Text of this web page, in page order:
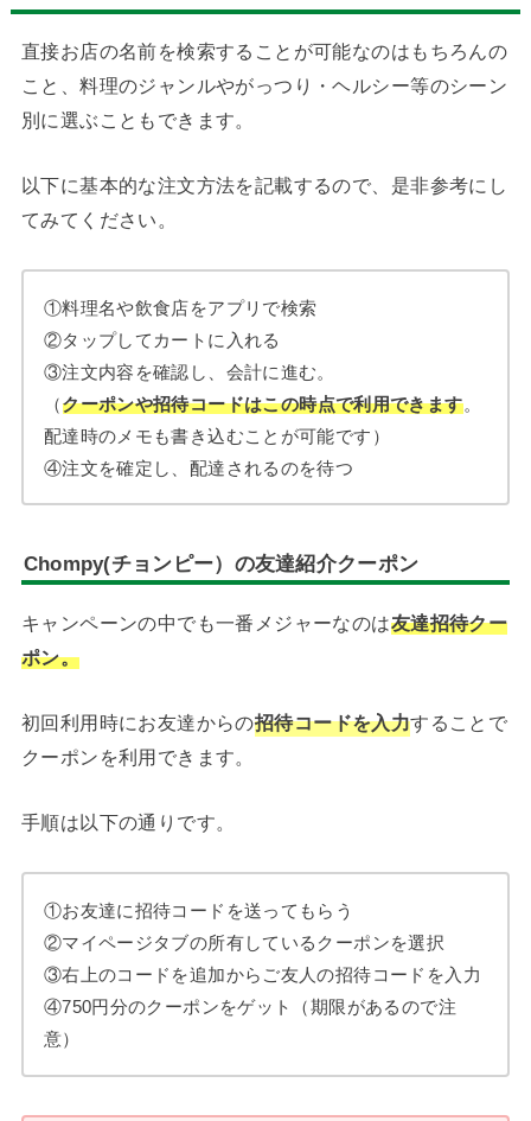
直接お店の名前を検索することが可能なのはもちろんの
こと、料理のジャンルやがっつり・ヘルシー等のシーン
別に選ぶこともできます。
以下に基本的な注文方法を記載するので、是非参考にし
てみてください。
①料理名や飲食店をアプリで検索
②タップしてカートに入れる
③注文内容を確認し、会計に進む。
（クーポンや招待コードはこの時点で利用できます。
配達時のメモも書き込むことが可能です）
④注文を確定し、配達されるのを待つ
Chompy(チョンピー）の友達紹介クーポン
キャンペーンの中でも一番メジャーなのは友達招待クー
ポン。
初回利用時にお友達からの招待コードを入力することで
クーポンを利用できます。
手順は以下の通りです。
①お友達に招待コードを送ってもらう
②マイページタブの所有しているクーポンを選択
③右上のコードを追加からご友人の招待コードを入力
④750円分のクーポンをゲット（期限があるので注
意）